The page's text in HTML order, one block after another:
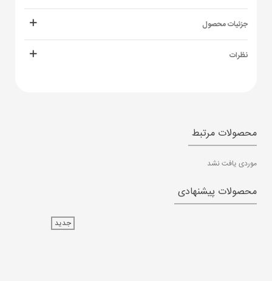
جزئیات محصول
نظرات
محصولات مرتبط
موردی یافت نشد
محصولات پیشنهادی
جدید